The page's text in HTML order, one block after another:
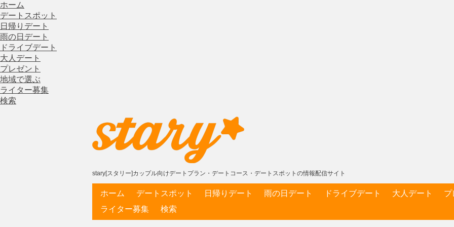
ホーム
デートスポット
日帰りデート
雨の日デート
ドライブデート
大人デート
プレゼント
地域で選ぶ
ライター募集
検索
stary[スタリー]カップル向けデートプラン・デートコース・デートスポットの情報配信サイト
ホーム デートスポット 日帰りデート 雨の日デート ドライブデート 大人デート プ
ライター募集
検索